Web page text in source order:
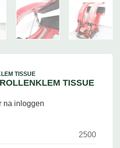
TISSUE
TISSUE
na inloggen
2500